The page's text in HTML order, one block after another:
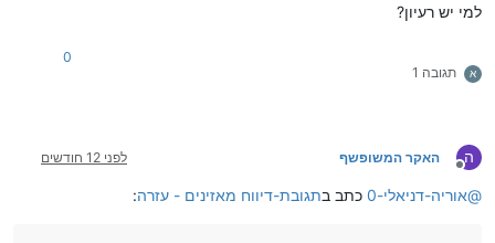
למי יש רעיון?
א תגובה 1
0
ה
מנותק
האקר המשופשף לפני 12 חודשים
@אוריה-דניאלי-0 כתב בתגובת-דיווח מאזינים - עזרה: